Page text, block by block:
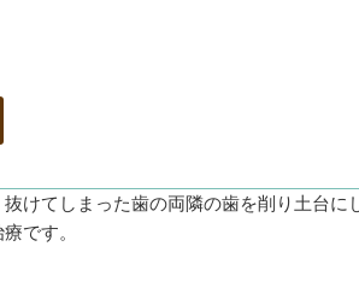
けてしまった歯の両隣の歯を削り土台に
です。